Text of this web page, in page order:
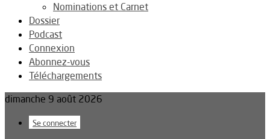
Nominations et Carnet
Dossier
Podcast
Connexion
Abonnez-vous
Téléchargements
dimanche 9 août 2026
Se connecter